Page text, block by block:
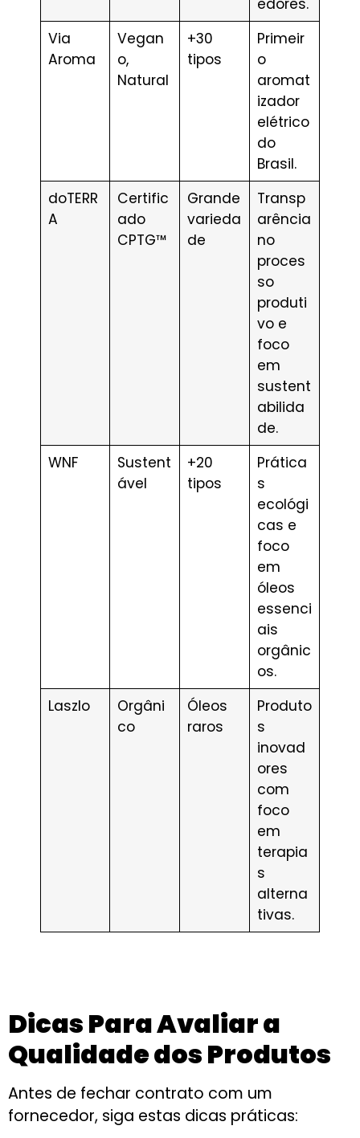
edores.
Via
Aroma
Vegan
o,
Natural
+30
tipos
Primeir
o
aromat
izador
elétrico
do
Brasil.
doTERR
A
Certific
ado
CPTG™
Grande
varieda
de
Transp
arência
no
proces
so
produti
vo e
foco
em
sustent
abilida
de.
WNF
Sustent
ável
+20
tipos
Prática
s
ecológi
cas e
foco
em
óleos
essenci
ais
orgânic
os.
Laszlo
Orgâni
co
Óleos
raros
Produto
s
inovad
ores
com
foco
em
terapia
s
alterna
tivas.
Dicas Para Avaliar a
Qualidade dos Produtos
Antes de fechar contrato com um
fornecedor, siga estas dicas práticas: